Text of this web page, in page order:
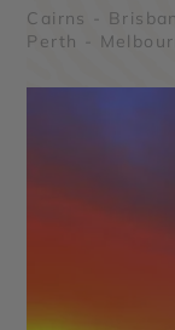
Cairns -
Perth -